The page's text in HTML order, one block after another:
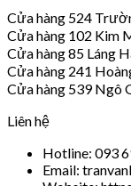
Cửa hàng 524
Cửa hàng 102 Kim
Cửa hàng 85 Láng
Cửa hàng 241
Cửa hàng 539 Ngô
Liên hệ
Hotline: 093
Email: